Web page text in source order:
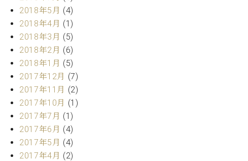
2018年5月 (4)
2018年4月 (1)
2018年3月 (5)
2018年2月 (6)
2018年1月 (5)
2017年12月 (7)
2017年11月 (2)
2017年10月 (1)
2017年7月 (1)
2017年6月 (4)
2017年5月 (4)
2017年4月 (2)